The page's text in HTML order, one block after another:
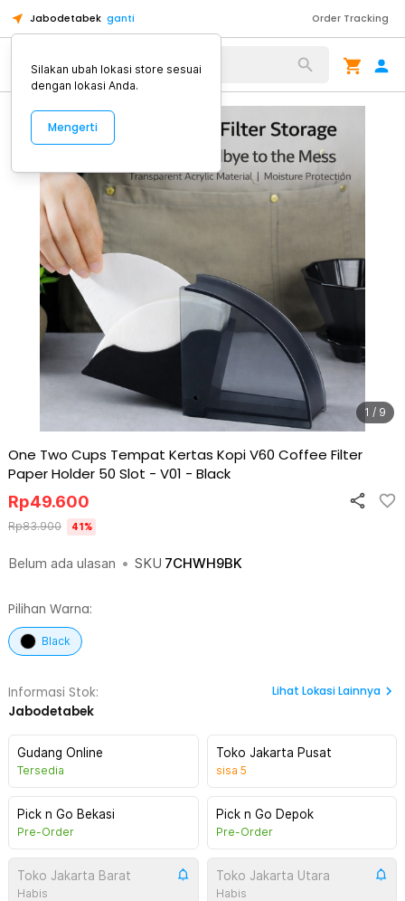
Jabodetabek ganti Order Tracking
Alat Kopi
1 / 9
One Two Cups Tempat Kertas Kopi V60 Coffee Filter
Paper Holder 50 Slot - V01 - Black
Belum ada ulasan • SKU 7CHWH9BK
Rp49.600
Rp83.900 41%
Pilihan Warna:
Black
Informasi Stok:
Jabodetabek
Lihat Lokasi Lainnya
Gudang Online
Tersedia
Toko Jakarta Pusat
sisa 5
Pick n Go Bekasi
Pre-Order
Pick n Go Depok
Pre-Order
Toko Jakarta Barat
Habis
Toko Jakarta Utara
Habis
Silakan ubah lokasi store sesuai
dengan lokasi Anda.
Mengerti